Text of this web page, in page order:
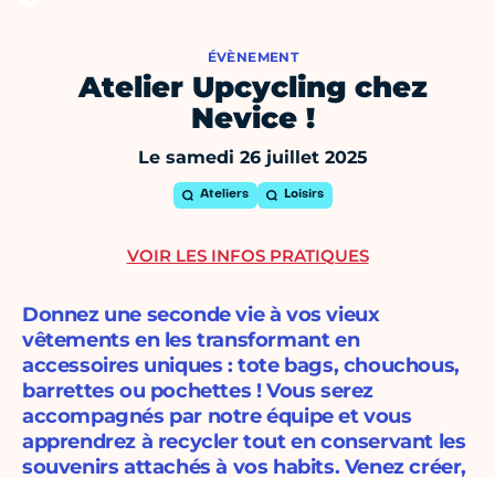
ÉVÈNEMENT
Atelier Upcycling chez
Nevice !
Le samedi 26 juillet 2025
Ateliers Loisirs
Donnez une seconde vie à vos vieux
vêtements en les transformant en
accessoires uniques : tote bags, chouchous,
barrettes ou pochettes ! Vous serez
accompagnés par notre équipe et vous
apprendrez à recycler tout en conservant les
souvenirs attachés à vos habits. Venez créer,
VOIR LES INFOS PRATIQUES